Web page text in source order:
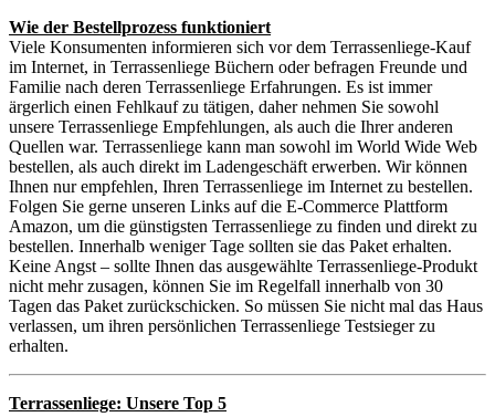
Wie der Bestellprozess funktioniert
Viele Konsumenten informieren sich vor dem Terrassenliege-Kauf
im Internet, in Terrassenliege Büchern oder befragen Freunde und
Familie nach deren Terrassenliege Erfahrungen. Es ist immer
ärgerlich einen Fehlkauf zu tätigen, daher nehmen Sie sowohl
unsere Terrassenliege Empfehlungen, als auch die Ihrer anderen
Quellen war. Terrassenliege kann man sowohl im World Wide Web
bestellen, als auch direkt im Ladengeschäft erwerben. Wir können
Ihnen nur empfehlen, Ihren Terrassenliege im Internet zu bestellen.
Folgen Sie gerne unseren Links auf die E-Commerce Plattform
Amazon, um die günstigsten Terrassenliege zu finden und direkt zu
bestellen. Innerhalb weniger Tage sollten sie das Paket erhalten.
Keine Angst – sollte Ihnen das ausgewählte Terrassenliege-Produkt
nicht mehr zusagen, können Sie im Regelfall innerhalb von 30
Tagen das Paket zurückschicken. So müssen Sie nicht mal das Haus
verlassen, um ihren persönlichen Terrassenliege Testsieger zu
erhalten.
Terrassenliege: Unsere Top 5